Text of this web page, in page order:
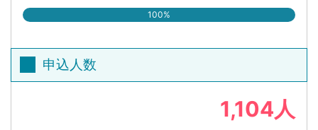
100%
申込人数
1,104人